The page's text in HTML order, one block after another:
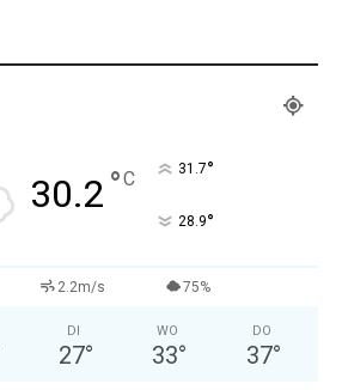
30.2 °C 31.7°
28.9°
2.2m/s 75%
DI
27°
WO
33°
DO
37°